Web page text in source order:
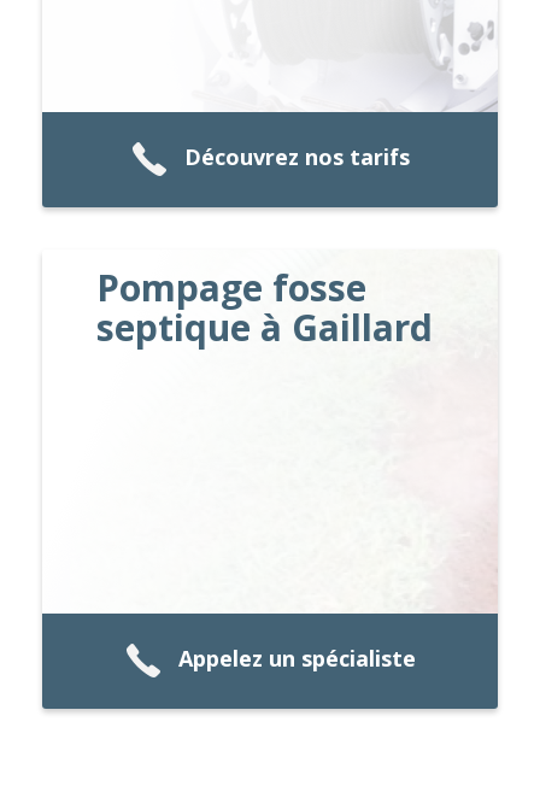
Découvrez nos tarifs
Pompage fosse
septique à Gaillard
Appelez un spécialiste